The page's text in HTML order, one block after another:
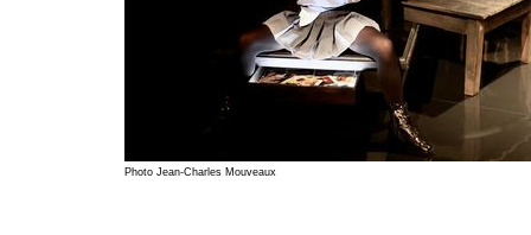
Photo Jean-Charles Mouveaux